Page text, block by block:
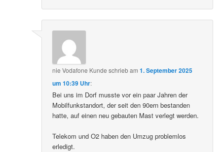
nie Vodafone Kunde schriebam1. September 2025
um 10:39 Uhr:
Bei uns im Dorf musste vor ein paar Jahren der
Mobilfunkstandort, der seit den 90ern bestanden
hatte, auf einen neu gebauten Mast verlegt werden.
Telekom und O2 haben den Umzug problemlos
erledigt.